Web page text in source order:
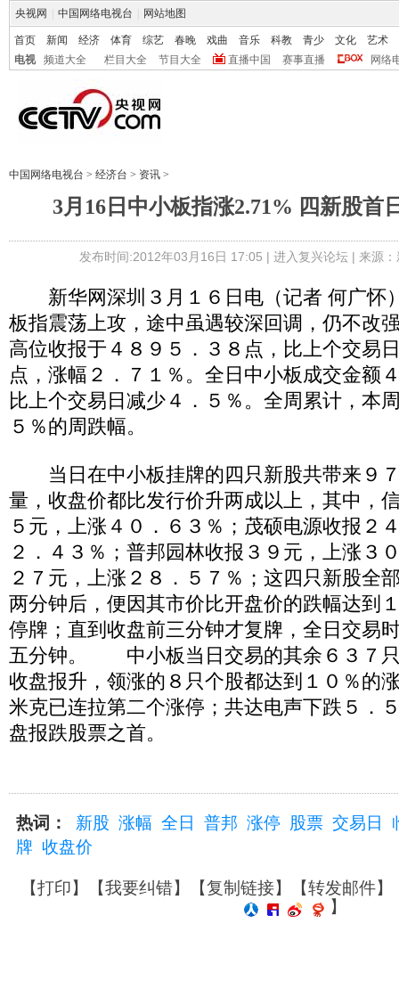
央视网 中国网络电视台 网站地图
首页 新闻 经济 体育 综艺 春晚 戏曲 音乐 科教 青少 文化
艺术
电视
频道大全 栏目大全 节目大全 直播中国 赛事直播 网络
中国网络电视台 > 经济台 > 资讯 >
3月16日中小板指涨2.71% 四新股首
发布时间:2012年03月16日 17:05 | 进入复兴论坛| 来源
新华网深圳３月１６日电（记者 何广怀
板指震荡上攻，途中虽遇较深回调，仍不改
高位收报于４８９５．３８点，比上个交易
点，涨幅２．７１％。全日中小板成交金额
比上个交易日减少４．５％。全周累计，本
５％的周跌幅。
当日在中小板挂牌的四只新股共带来９
量，收盘价都比发行价升两成以上，其中，
５元，上涨４０．６３％；茂硕电源收报２
２．４３％；普邦园林收报３９元，上涨３
２７元，上涨２８．５７％；这四只新股全
两分钟后，便因其市价比开盘价的跌幅达到
停牌；直到收盘前三分钟才复牌，全日交易
五分钟。 中小板当日交易的其余６３７只
收盘报升，领涨的８只个股都达到１０％的
米克已连拉第二个涨停；共达电声下跌５．
盘报跌股票之首。
热词： 新股 涨幅 全日 普邦 涨停 股票 交易日
牌 收盘价
【打印】【我要纠错】【复制链接】【转发邮件】
】